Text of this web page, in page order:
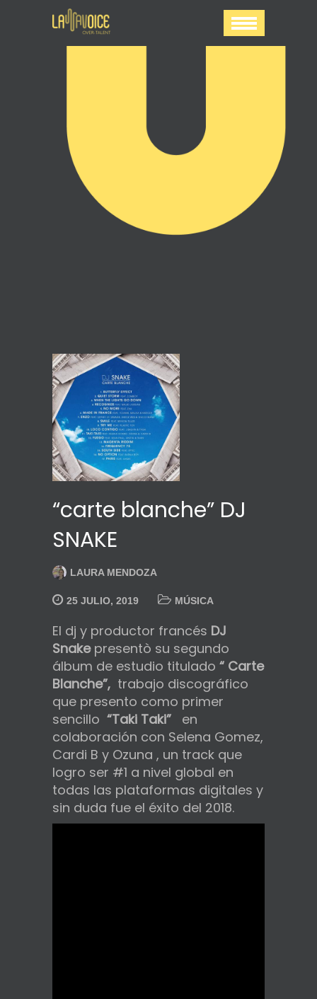
“carte blanche” DJ
SNAKE
LAURA MENDOZA
25 JULIO, 2019 MÚSICA
El dj y productor francés DJ
Snakepresentò su segundo
álbum de estudio titulado “ Carte
Blanche”, trabajo discográfico
que presento como primer
sencillo “Taki Taki” en
colaboración con Selena Gomez,
Cardi B y Ozuna , un track que
logro ser #1 a nivel global en
todas las plataformas digitales y
sin duda fue el éxito del 2018.